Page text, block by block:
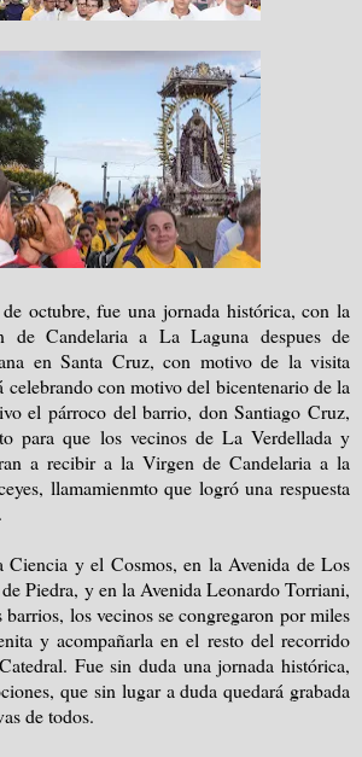
octubre, fue una jornada histórica, con la
de Candelaria a La Laguna despues de
en Santa Cruz, con motivo de la visita
celebrando con motivo del bicentenario de la
el párroco del barrio, don Santiago Cruz,
para que los vecinos de La Verdellada y
a recibir a la Virgen de Candelaria a la
llamamienmto que logró una respuesta
Ciencia y el Cosmos, en la Avenida de Los
Piedra, y en la Avenida Leonardo Torriani,
barrios, los vecinos se congregaron por miles
y acompañarla en el resto del recorrido
Fue sin duda una jornada histórica,
que sin lugar a duda quedará grabada
de todos.